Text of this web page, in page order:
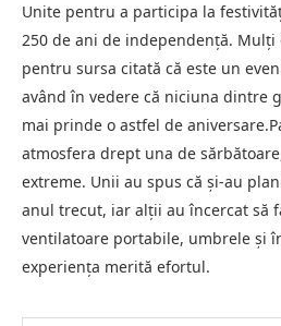
Unite pentru a participa la
250 de ani de independență.
pentru sursa citată că este un
având în vedere că niciuna dintre
mai prinde o astfel de
atmosfera drept una de
extreme. Unii au spus că și-au
anul trecut, iar alții au încercat să
ventilatoare portabile, umbrele și
experiența merită efortul.